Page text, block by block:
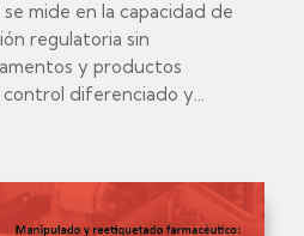
mide en la capacidad de
regulatoria sin
y productos
diferenciado y...